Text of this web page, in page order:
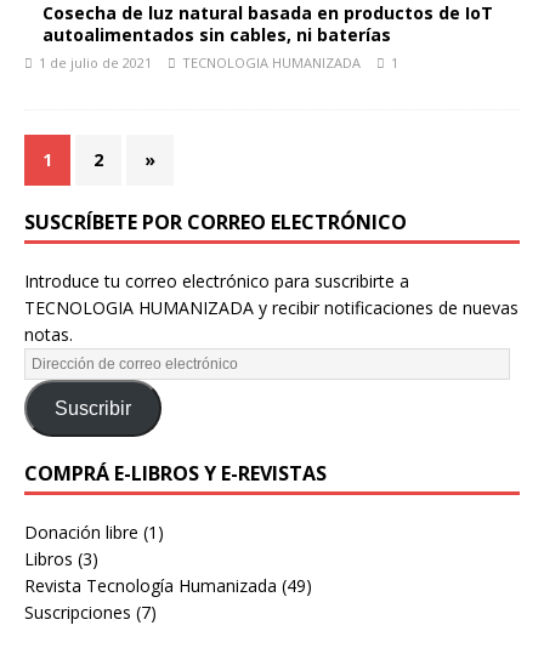
Cosecha de luz natural basada en productos de IoT
autoalimentados sin cables, ni baterías
1 de julio de 2021 TECNOLOGIA HUMANIZADA 1
1 2 »
SUSCRÍBETE POR CORREO ELECTRÓNICO
Introduce tu correo electrónico para suscribirte a
TECNOLOGIA HUMANIZADA y recibir notificaciones de nuevas
notas.
Suscribir
COMPRÁ E-LIBROS Y E-REVISTAS
Donación libre (1)
Libros (3)
Revista Tecnología Humanizada (49)
Suscripciones (7)